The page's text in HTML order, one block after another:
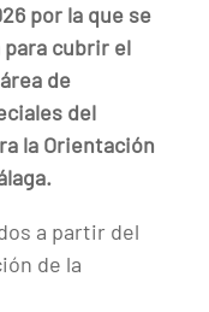
por la que se
cubrir el
de
del
la Orientación
a partir del
de la